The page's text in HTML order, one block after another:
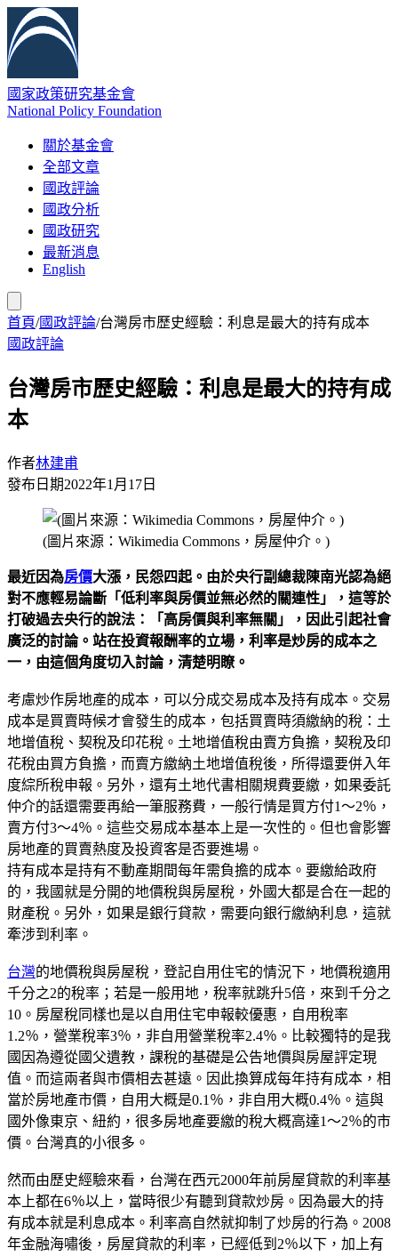
國家政策研究基金會
National Policy Foundation
關於基金會
全部文章
國政評論
國政分析
國政研究
最新消息
English
首頁/國政評論/台灣房市歷史經驗：利息是最大的持有成本
國政評論
台灣房市歷史經驗：利息是最大的持有成
本
作者林建甫
發布日期2022年1月17日
(圖片來源：Wikimedia Commons，房屋仲介。)
最近因為房價大漲，民怨四起。由於央行副總裁陳南光認為絕
對不應輕易論斷「低利率與房價並無必然的關連性」，這等於
打破過去央行的說法：「高房價與利率無關」，因此引起社會
廣泛的討論。站在投資報酬率的立場，利率是炒房的成本之
一，由這個角度切入討論，清楚明瞭。
考慮炒作房地產的成本，可以分成交易成本及持有成本。交易
成本是買賣時候才會發生的成本，包括買賣時須繳納的稅：土
地增值稅、契稅及印花稅。土地增值稅由賣方負擔，契稅及印
花稅由買方負擔，而賣方繳納土地增值稅後，所得還要併入年
度綜所稅申報。另外，還有土地代書相關規費要繳，如果委託
仲介的話還需要再給一筆服務費，一般行情是買方付1～2％，
賣方付3～4％。這些交易成本基本上是一次性的。但也會影響
房地產的買賣熱度及投資客是否要進場。
持有成本是持有不動產期間每年需負擔的成本。要繳給政府
的，我國就是分開的地價稅與房屋稅，外國大都是合在一起的
財產稅。另外，如果是銀行貸款，需要向銀行繳納利息，這就
牽涉到利率。
台灣的地價稅與房屋稅，登記自用住宅的情況下，地價稅適用
千分之2的稅率；若是一般用地，稅率就跳升5倍，來到千分之
10。房屋稅同樣也是以自用住宅申報較優惠，自用稅率
1.2％，營業稅率3％，非自用營業稅率2.4％。比較獨特的是我
國因為遵從國父遺教，課稅的基礎是公告地價與房屋評定現
值。而這兩者與市價相去甚遠。因此換算成每年持有成本，相
當於房地產市價，自用大概是0.1％，非自用大概0.4％。這與
國外像東京、紐約，很多房地產要繳的稅大概高達1～2％的市
價。台灣真的小很多。
然而由歷史經驗來看，台灣在西元2000年前房屋貸款的利率基
本上都在6％以上，當時很少有聽到貸款炒房。因為最大的持
有成本就是利息成本。利率高自然就抑制了炒房的行為。2008
年金融海嘯後，房屋貸款的利率，已經低到2％以下，加上有